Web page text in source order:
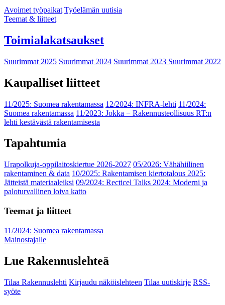
Avoimet työpaikat Työelämän uutisia
Teemat & liitteet
Toimialakatsaukset
Suurimmat 2025 Suurimmat 2024 Suurimmat 2023 Suurimmat 2022
Kaupalliset liitteet
11/2025: Suomea rakentamassa 12/2024: INFRA-lehti 11/2024:
Suomea rakentamassa 11/2023: Jokka − Rakennusteollisuus RT:n
lehti kestävästä rakentamisesta
Tapahtumia
Urapolkuja-oppilaitoskiertue 2026-2027 05/2026: Vähähiilinen
rakentaminen & data 10/2025: Rakentamisen kiertotalous 2025:
Jätteistä materiaaleiksi 09/2024: Recticel Talks 2024: Moderni ja
paloturvallinen loiva katto
Teemat ja liitteet
11/2024: Suomea rakentamassa
Mainostajalle
Lue Rakennuslehteä
Tilaa Rakennuslehti Kirjaudu näköislehteen Tilaa uutiskirje RSS-
syöte